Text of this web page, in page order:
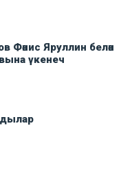
Фәнис Яруллин белән
үкенеч